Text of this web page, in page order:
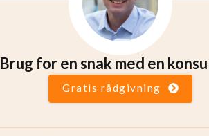
Brug for en snak med en
Gratis rådgivning